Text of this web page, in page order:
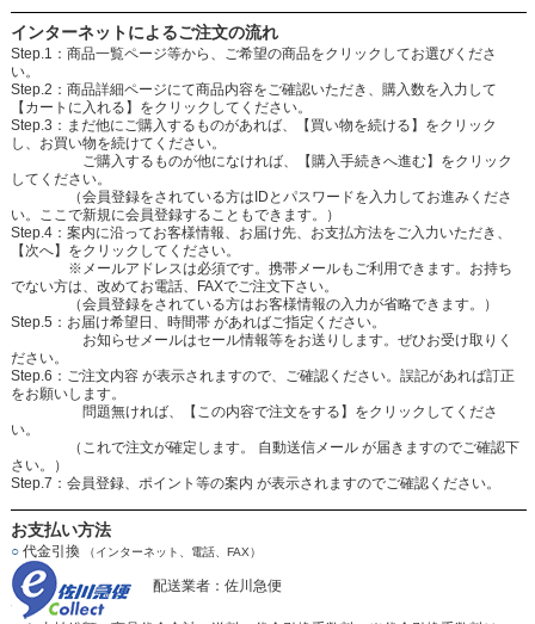
インターネットによるご注文の流れ
Step.1：商品一覧ページ等から、ご希望の商品をクリックしてお選びくださ
い。
Step.2：商品詳細ページにて商品内容をご確認いただき、購入数を入力して
【カートに入れる】をクリックしてください。
Step.3：まだ他にご購入するものがあれば、【買い物を続ける】をクリック
し、お買い物を続けてください。
ご購入するものが他になければ、【購入手続きへ進む】をクリック
してください。
（会員登録をされている方はIDとパスワードを入力してお進みくださ
い。ここで新規に会員登録することもできます。）
Step.4：案内に沿ってお客様情報、お届け先、お支払方法をご入力いただき、
【次へ】をクリックしてください。
※メールアドレスは必須です。携帯メールもご利用できます。お持ち
でない方は、改めてお電話、FAXでご注文下さい。
（会員登録をされている方はお客様情報の入力が省略できます。）
Step.5：お届け希望日、時間帯 があればご指定ください。
お知らせメールはセール情報等をお送りします。ぜひお受け取りく
ださい。
Step.6：ご注文内容 が表示されますので、ご確認ください。誤記があれば訂正
をお願いします。
問題無ければ、【この内容で注文をする】をクリックしてくださ
い。
（これで注文が確定します。 自動送信メール が届きますのでご確認下
さい。）
Step.7：会員登録、ポイント等の案内 が表示されますのでご確認ください。
お支払い方法
○代金引換 （インターネット、電話、FAX）
配送業者：佐川急便